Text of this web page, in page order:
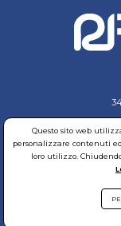
Ordini e Pagamenti
Privacy
© RF Elettrica Srl -
Sede
Cap. Soc. 95.000,00
Questo sito web
personalizzare contenuti
loro utilizzo.